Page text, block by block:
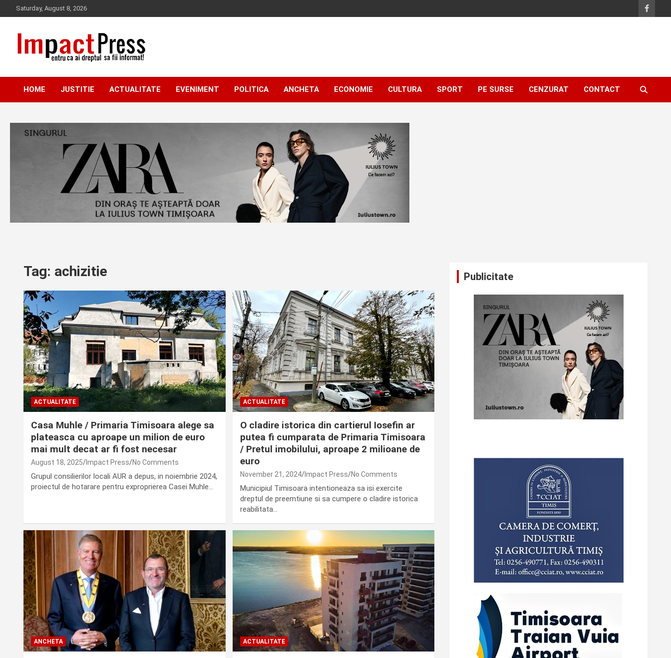
to
Saturday, August 8, 2026
IMPACTPRESS
HOME JUSTITIE ACTUALITATE EVENIMENT POLITICA ANCHETA ECONOMIE CULTURA SPORT PE SURSE CENZURAT CONTACT
Tag: achizitie
ACTUALITATE
Casa Muhle / Primaria Timisoara alege sa
plateasca cu aproape un milion de euro
mai mult decat ar fi fost necesar
August 18, 2025 Impact Press No Comments
Grupul consilierilor locali AUR a depus, in noiembrie 2024,
proiectul de hotarare pentru exproprierea Casei Muhle…
ACTUALITATE
O cladire istorica din cartierul Iosefin ar
putea fi cumparata de Primaria Timisoara
/ Pretul imobilului, aproape 2 milioane de
euro
November 21, 2024 Impact Press No Comments
Municipiul Timisoara intentioneaza sa isi exercite
dreptul de preemtiune si sa cumpere o cladire istorica
reabilitata…
ANCHETA ACTUALITATE
Publicitate